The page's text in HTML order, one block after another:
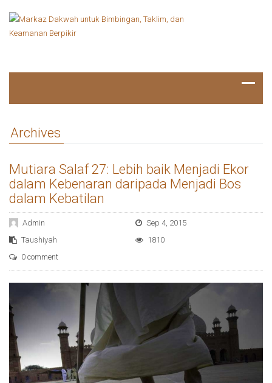
Archives
Mutiara Salaf 27: Lebih baik Menjadi Ekor
dalam Kebenaran daripada Menjadi Bos
dalam Kebatilan
Admin
Sep 4, 2015
Taushiyah
1810
0 comment